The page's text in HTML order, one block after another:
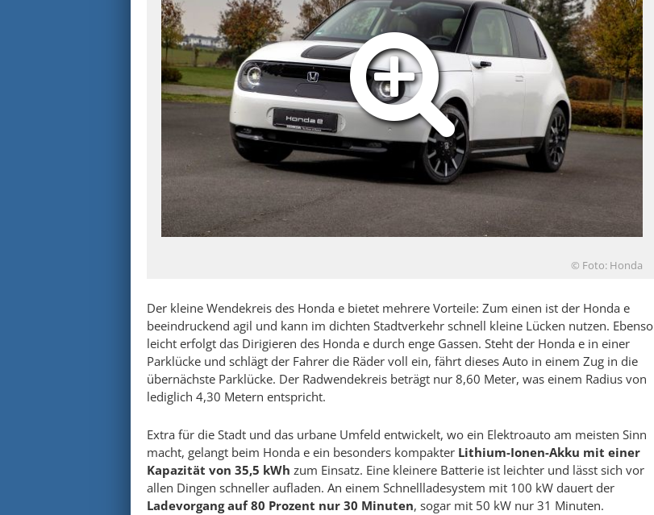
© Foto: Honda
Der kleine Wendekreis des Honda e bietet mehrere Vorteile: Zum einen ist der Honda e
beeindruckend agil und kann im dichten Stadtverkehr schnell kleine Lücken nutzen. Ebenso
leicht erfolgt das Dirigieren des Honda e durch enge Gassen. Steht der Honda e in einer
Parklücke und schlägt der Fahrer die Räder voll ein, fährt dieses Auto in einem Zug in die
übernächste Parklücke. Der Radwendekreis beträgt nur 8,60 Meter, was einem Radius von
lediglich 4,30 Metern entspricht.
Extra für die Stadt und das urbane Umfeld entwickelt, wo ein Elektroauto am meisten Sinn
macht, gelangt beim Honda e ein besonders kompakter Lithium-Ionen-Akku mit einer
Kapazität von 35,5 kWh zum Einsatz. Eine kleinere Batterie ist leichter und lässt sich vor
allen Dingen schneller aufladen. An einem Schnellladesystem mit 100 kW dauert der
Ladevorgang auf 80 Prozent nur 30 Minuten, sogar mit 50 kW nur 31 Minuten.